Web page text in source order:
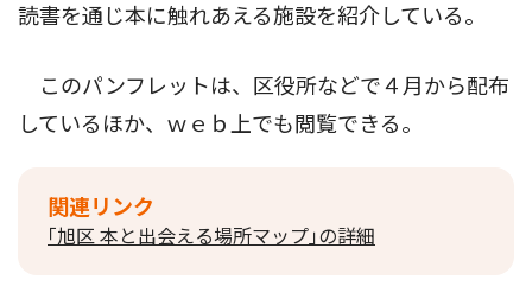
読書を通じ本に触れあえる施設を紹介している。
このパンフレットは、区役所などで４月から配布
しているほか、ｗｅｂ上でも閲覧できる。
関連リンク
｢旭区 本と出会える場所マップ｣の詳細